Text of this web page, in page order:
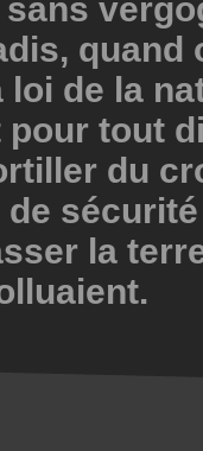
sans
loi de la
tout
du
de
la